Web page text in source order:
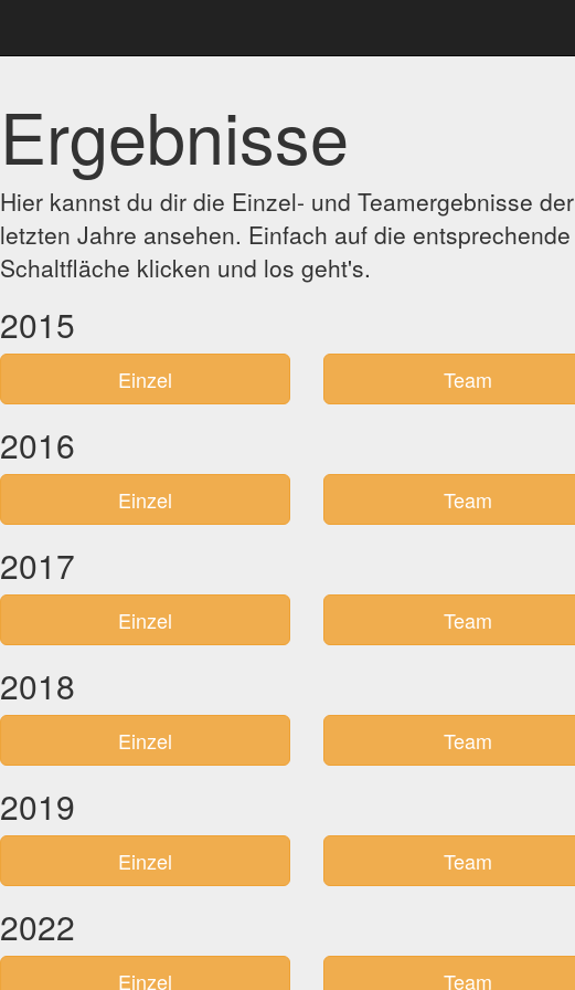
Ergebnisse
Hier kannst du dir die Einzel- und Teamergebnisse der
letzten Jahre ansehen. Einfach auf die entsprechende
Schaltfläche klicken und los geht's.
2015
Einzel Team
2016
Einzel Team
2017
Einzel Team
2018
Einzel Team
2019
Einzel Team
2022
Einzel Team